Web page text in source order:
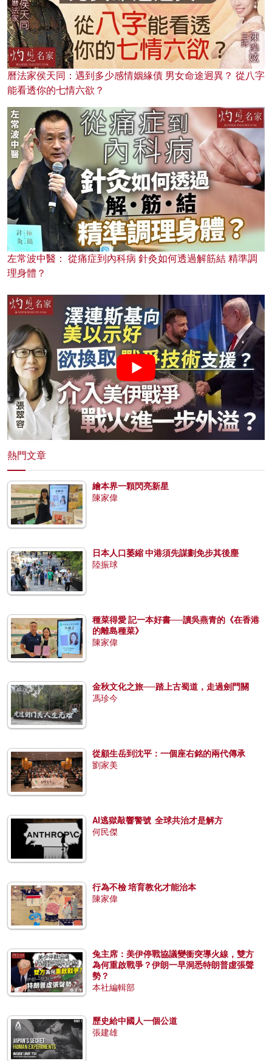
曆法家侯天同：遇到多少感情姻緣債 男女命途迥異？ 從八字
能看透你的七情六欲？
左常波中醫： 從痛症到內科病 針灸如何透過解筋結 精準調
理身體？
熱門文章
繪本界一顆閃亮新星
陳家偉
日本人口萎縮 中港須先謀劃免步其後塵
陸振球
種菜得愛 記一本好書──讀吳燕青的《在香港
的離島種菜》
陳家偉
金秋文化之旅──踏上古蜀道，走過劍門關
馮珍今
從顧生岳到沈平：一個座右銘的兩代傳承
劉家美
AI逃獄敲響警號 全球共治才是解方
何民傑
行為不檢 培育教化才能治本
陳家偉
兔主席：美伊停戰協議變衝突導火線，雙方
為何重啟戰爭？伊朗一早洞悉特朗普虛張聲
勢？
本社編輯部
歷史給中國人一個公道
張建雄